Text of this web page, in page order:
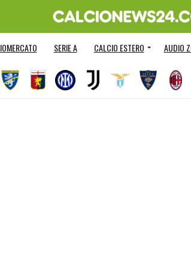
SERIE A CALCIO ESTERO AUDIO